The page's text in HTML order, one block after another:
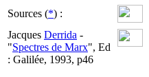
Sources (*) :
Jacques Derrida -
"Spectres de Marx", Ed
: Galilée, 1993, p46